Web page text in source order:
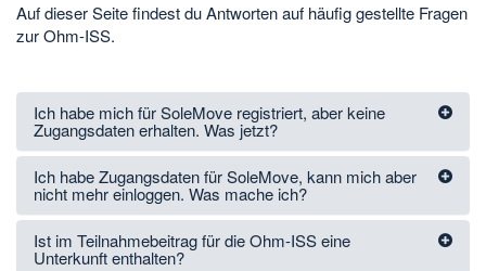
Auf dieser Seite findest du Antworten auf häufig gestellte Fragen
zur Ohm-ISS.
Ich habe mich für SoleMove registriert, aber keine
Zugangsdaten erhalten. Was jetzt?
Ich habe Zugangsdaten für SoleMove, kann mich aber
nicht mehr einloggen. Was mache ich?
Ist im Teilnahmebeitrag für die Ohm-ISS eine
Unterkunft enthalten?